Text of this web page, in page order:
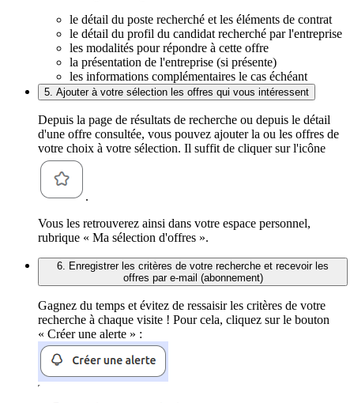
le détail du poste recherché et les éléments de contrat
le détail du profil du candidat recherché par l'entreprise
les modalités pour répondre à cette offre
la présentation de l'entreprise (si présente)
les informations complémentaires le cas échéant
5. Ajouter à votre sélection les offres qui vous intéressent
Depuis la page de résultats de recherche ou depuis le détail
d'une offre consultée, vous pouvez ajouter la ou les offres de
votre choix à votre sélection. Il suffit de cliquer sur l'icône
.
Vous les retrouverez ainsi dans votre espace personnel,
rubrique « Ma sélection d'offres ».
6. Enregistrer les critères de votre recherche et recevoir les
offres par e-mail (abonnement)
Gagnez du temps et évitez de ressaisir les critères de votre
recherche à chaque visite ! Pour cela, cliquez sur le bouton
« Créer une alerte » :